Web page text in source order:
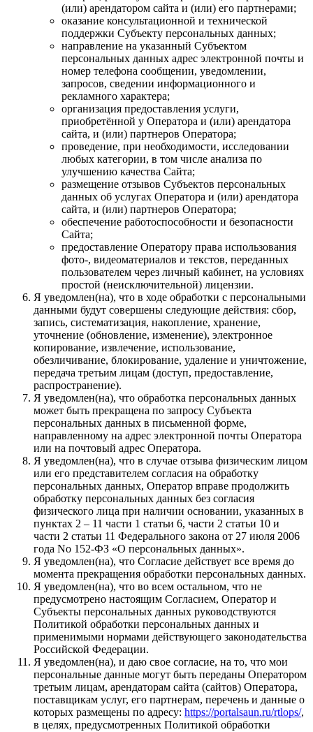
(или) арендатором сайта и (или) его партнерами;
оказание консультационной и технической
поддержки Субъекту персональных данных;
направление на указанный Субъектом
персональных данных адрес электронной почты и
номер телефона сообщении, уведомлении,
запросов, сведении информационного и
рекламного характера;
организация предоставления услуги,
приобретённой у Оператора и (или) арендатора
сайта, и (или) партнеров Оператора;
проведение, при необходимости, исследовании
любых категории, в том числе анализа по
улучшению качества Сайта;
размещение отзывов Субъектов персональных
данных об услугах Оператора и (или) арендатора
сайта, и (или) партнеров Оператора;
обеспечение работоспособности и безопасности
Сайта;
предоставление Оператору права использования
фото-, видеоматериалов и текстов, переданных
пользователем через личный кабинет, на условиях
простой (неисключительной) лицензии.
Я уведомлен(на), что в ходе обработки с персональными
данными будут совершены следующие действия: сбор,
запись, систематизация, накопление, хранение,
уточнение (обновление, изменение), электронное
копирование, извлечение, использование,
обезличивание, блокирование, удаление и уничтожение,
передача третьим лицам (доступ, предоставление,
распространение).
Я уведомлен(на), что обработка персональных данных
может быть прекращена по запросу Субъекта
персональных данных в письменной форме,
направленному на адрес электронной почты Оператора
или на почтовый адрес Оператора.
Я уведомлен(на), что в случае отзыва физическим лицом
или его представителем согласия на обработку
персональных данных, Оператор вправе продолжить
обработку персональных данных без согласия
физического лица при наличии основании, указанных в
пунктах 2 – 11 части 1 статьи 6, части 2 статьи 10 и
части 2 статьи 11 Федерального закона от 27 июля 2006
года No 152-ФЗ «О персональных данных».
Я уведомлен(на), что Согласие действует все время до
момента прекращения обработки персональных данных.
Я уведомлен(на), что во всем остальном, что не
предусмотрено настоящим Согласием, Оператор и
Субъекты персональных данных руководствуются
Политикой обработки персональных данных и
применимыми нормами действующего законодательства
Российской Федерации.
Я уведомлен(на), и даю свое согласие, на то, что мои
персональные данные могут быть переданы Оператором
третьим лицам, арендаторам сайта (сайтов) Оператора,
поставщикам услуг, его партнерам, перечень и данные о
которых размещены по адресу: https://portalsaun.ru/rtlops/,
в целях, предусмотренных Политикой обработки